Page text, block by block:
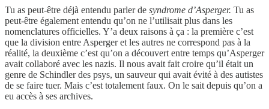
Tu as peut-être déjà entendu parler de syndrome d’Asperger. Tu as
peut-être également entendu qu’on ne l’utilisait plus dans les
nomenclatures officielles. Y’a deux raisons à ça : la première c’est
que la division entre Asperger et les autres ne correspond pas à la
réalité, la deuxième c’est qu’on a découvert entre temps qu’Asperger
avait collaboré avec les nazis. Il nous avait fait croire qu’il était un
genre de Schindler des psys, un sauveur qui avait évité à des autistes
de se faire tuer. Mais c’est totalement faux. On le sait depuis qu’on a
eu accès à ses archives.